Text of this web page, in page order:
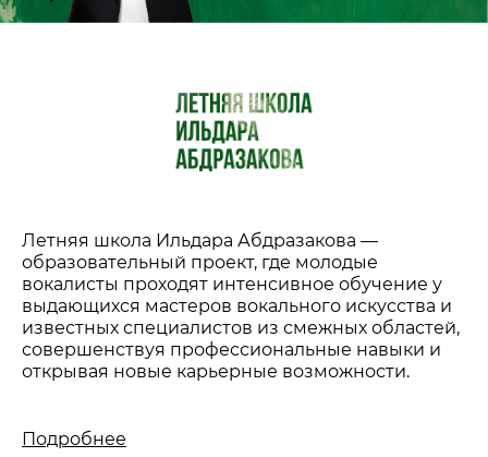
Летняя школа Ильдара Абдразакова —
образовательный проект, где молодые
вокалисты проходят интенсивное обучение у
выдающихся мастеров вокального искусства и
известных специалистов из смежных областей,
совершенствуя профессиональные навыки и
открывая новые карьерные возможности.
Подробнее